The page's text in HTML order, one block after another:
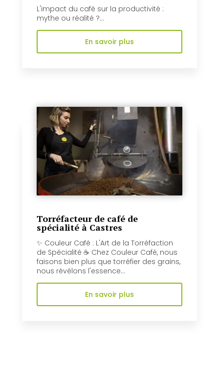
L'impact du café sur la productivité :
mythe ou réalité ?...
En savoir plus
Torréfacteur de café de
spécialité à Castres
✨ Couleur Café : L'Art de la Torréfaction
de Spécialité ☕️ Chez Couleur Café, nous
faisons bien plus que torréfier des grains,
nous révélons l'essence...
En savoir plus